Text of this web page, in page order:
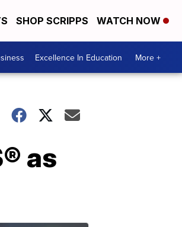
SHOP SCRIPPS WATCH NOW
Excellence In Education More +
as